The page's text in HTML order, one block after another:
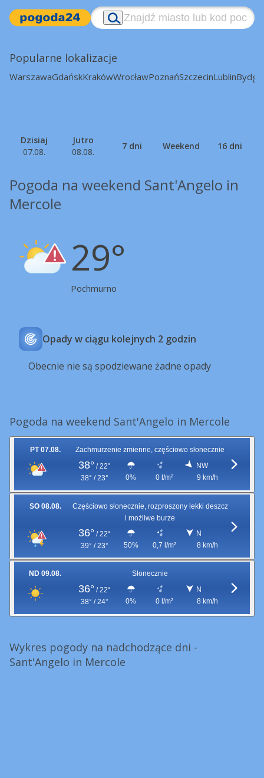
Popularne lokalizacje
WarszawaGdańskKrakówWrocławPoznańSzczecinLublin
Dzisiaj
07.08.
Jutro
08.08.
7 dni Weekend 16 dni
Pogoda na weekend Sant'Angelo in
Mercole
29°
Pochmurno
Opady w ciągu kolejnych 2 godzin
Obecnie nie są spodziewane żadne opady
Pogoda na weekend Sant'Angelo in Mercole
PT 07.08. Zachmurzenie zmienne, częściowo słonecznie
38° / 22°
38° / 23°
0% 0 l/m²
NW
9 km/h
SO 08.08.
Częściowo słonecznie, rozproszony lekki deszcz
i możliwe burze
36° / 22°
39° / 23°
50% 0,7 l/m²
N
8 km/h
ND 09.08. Słonecznie
36° / 22°
38° / 24°
0% 0 l/m²
N
8 km/h
Wykres pogody na nadchodzące dni -
Sant'Angelo in Mercole